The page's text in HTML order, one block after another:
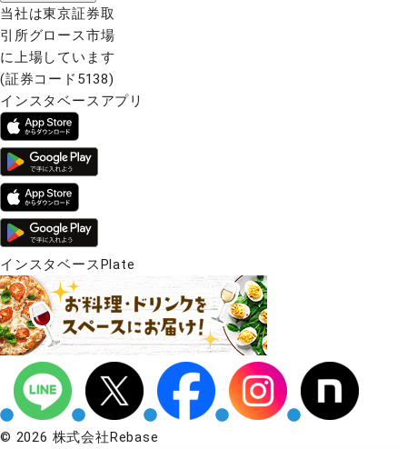
当社は東京証券取
引所グロース市場
に上場しています
(証券コード5138)
インスタベースアプリ
インスタベースPlate
© 2026 株式会社Rebase